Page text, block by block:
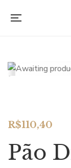
R$110,40
Pão